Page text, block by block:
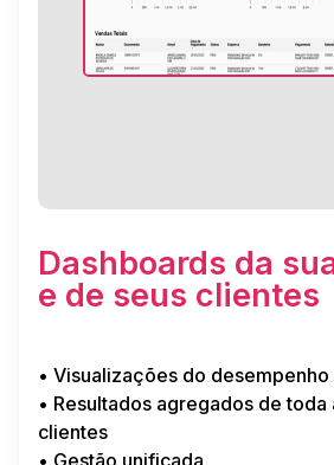
Dashboards da
e de seus clientes
• Visualizações do
• Resultados agregados de toda
clientes
• Gestão unificada